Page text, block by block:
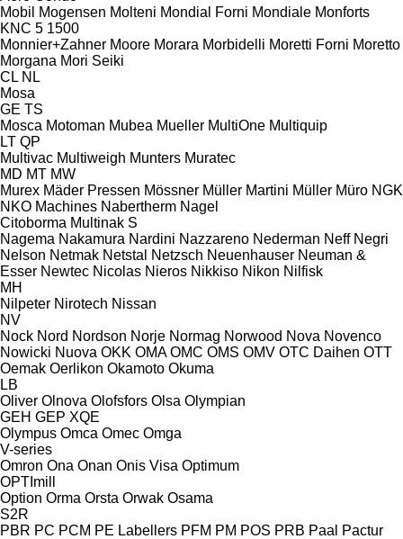
Mobil
Mogensen Molteni Mondial Forni Mondiale Monforts
KNC 5 1500
Monnier+Zahner Moore Morara Morbidelli Moretti Forni Moretto
Morgana Mori Seiki
CL NL
Mosa
GE TS
Mosca Motoman Mubea Mueller MultiOne Multiquip
LT QP
Multivac Multiweigh Munters Muratec
MD MT MW
Murex Mäder Pressen Mössner Müller Martini Müller Müro NGK
NKO Machines Nabertherm Nagel
Citoborma Multinak S
Nagema Nakamura Nardini Nazzareno Nederman Neff Negri
Nelson Netmak Netstal Netzsch Neuenhauser Neuman &
Esser Newtec Nicolas Nieros Nikkiso Nikon Nilfisk
MH
Nilpeter Nirotech Nissan
NV
Nock Nord Nordson Norje Normag Norwood Nova Novenco
Nowicki Nuova OKK OMA OMC OMS OMV OTC Daihen OTT
Oemak Oerlikon Okamoto Okuma
LB
Oliver Olnova Olofsfors Olsa Olympian
GEH GEP XQE
Olympus Omca Omec Omga
V-series
Omron Ona Onan Onis Visa Optimum
OPTImill
Option Orma Orsta Orwak Osama
S2R
PBR PC PCM PE Labellers PFM PM POS PRB Paal
Pactur